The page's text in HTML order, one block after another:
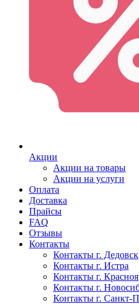
Акции
Акции на товары
Акции на услуги
Оплата
Доставка
Прайсы
FAQ
Отзывы
Контакты
Контакты г. Дедовск
Контакты г. Истра
Контакты г.
Контакты г.
Контакты г. Санкт-